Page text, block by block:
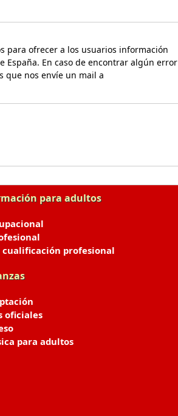
para ofrecer a los usuarios información
España. En caso de encontrar algún error
que nos envíe un mail a
para adultos
cualificación profesional
oficiales
para adultos